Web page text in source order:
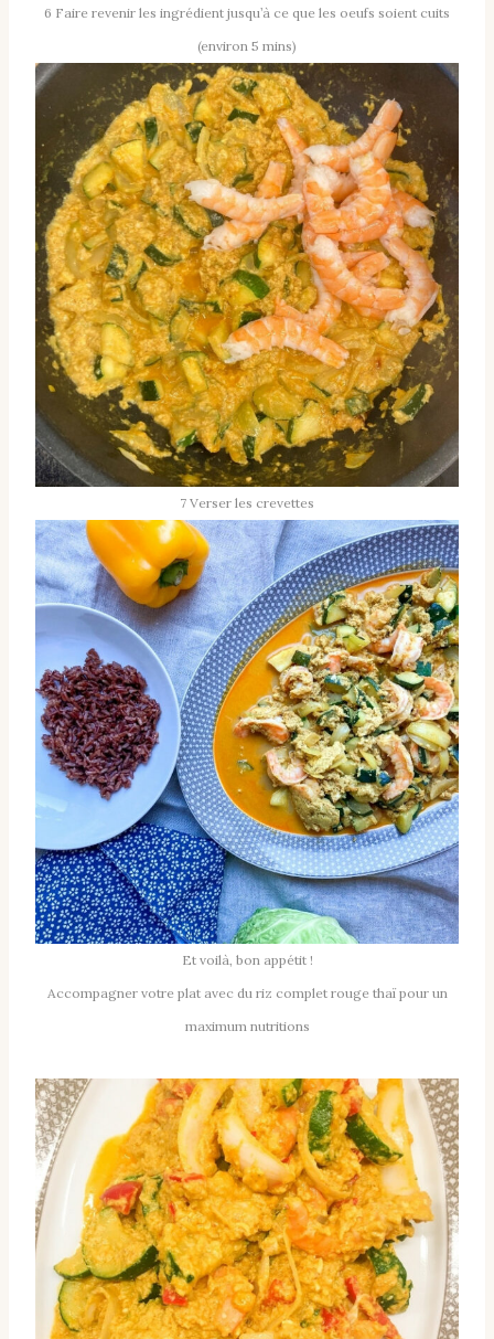
6 Faire revenir les ingrédient jusqu’à ce que les oeufs soient cuits
(environ 5 mins)
7 Verser les crevettes
Et voilà, bon appétit !
Accompagner votre plat avec du riz complet rouge thaï pour un
maximum nutritions